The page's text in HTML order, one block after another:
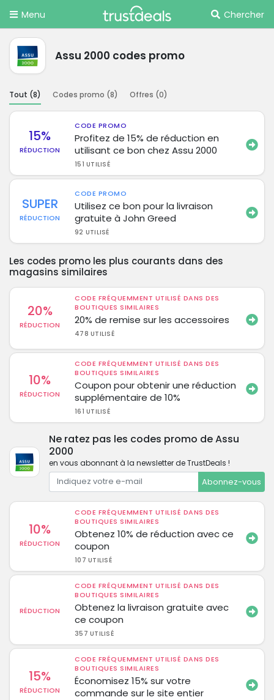
Menu Chercher
Assu 2000 codes promo
Tout (8) Codes promo (8) Offres (0)
15%
RÉDUCTION
CODE PROMO
Profitez de 15% de réduction en
utilisant ce bon chez Assu 2000
151 UTILISÉ
SUPER
RÉDUCTION
CODE PROMO
Utilisez ce bon pour la livraison
gratuite à John Greed
92 UTILISÉ
Les codes promo les plus courants dans des
magasins similaires
20%
RÉDUCTION
CODE FRÉQUEMMENT UTILISÉ DANS DES
BOUTIQUES SIMILAIRES
20% de remise sur les accessoires
478 UTILISÉ
10%
RÉDUCTION
CODE FRÉQUEMMENT UTILISÉ DANS DES
BOUTIQUES SIMILAIRES
Coupon pour obtenir une réduction
supplémentaire de 10%
161 UTILISÉ
Ne ratez pas les codes promo de Assu
2000
en vous abonnant à la newsletter de TrustDeals !
Abonnez-vous
10%
RÉDUCTION
CODE FRÉQUEMMENT UTILISÉ DANS DES
BOUTIQUES SIMILAIRES
Obtenez 10% de réduction avec ce
coupon
107 UTILISÉ
RÉDUCTION
CODE FRÉQUEMMENT UTILISÉ DANS DES
BOUTIQUES SIMILAIRES
Obtenez la livraison gratuite avec
ce coupon
357 UTILISÉ
15%
RÉDUCTION
CODE FRÉQUEMMENT UTILISÉ DANS DES
BOUTIQUES SIMILAIRES
Économisez 15% sur votre
commande sur le site entier